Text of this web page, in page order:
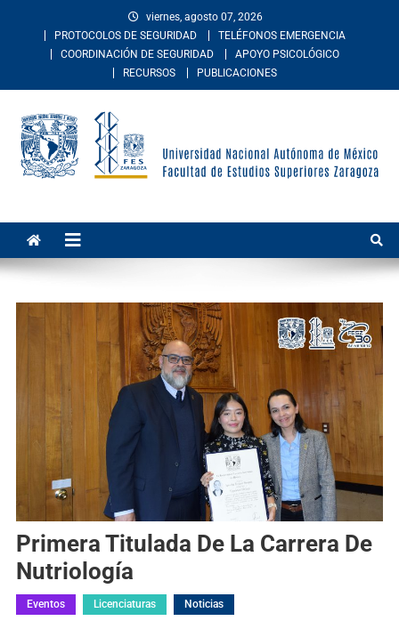
viernes, agosto 07, 2026
PROTOCOLOS DE SEGURIDAD
TELÉFONOS EMERGENCIA
COORDINACIÓN DE SEGURIDAD
APOYO PSICOLÓGICO
RECURSOS
PUBLICACIONES
Superiores Zaragoza
México. Imparte educación en los niveles de licenciatura y posgrado
en las áreas de las ciencias de la salud, sociales, del comportamiento,
Primera Titulada De La Carrera De
Nutriología
Eventos Licenciaturas Noticias